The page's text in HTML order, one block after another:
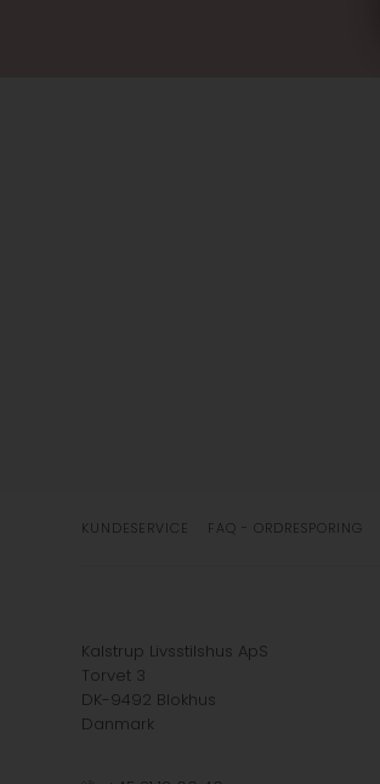
KUNDESERVICE FAQ - ORDRESPORING
Kalstrup Livsstilshus ApS
Torvet 3
DK-9492 Blokhus
Danmark